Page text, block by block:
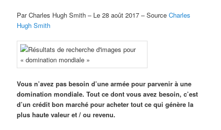
Par Charles Hugh Smith – Le 28 août 2017 – SourceCharles
Hugh Smith
Vous n’avez pas besoin d’une armée pour parvenir à une
domination mondiale. Tout ce dont vous avez besoin, c’est
d’un crédit bon marché pour acheter tout ce qui génère la
plus haute valeur et / ou revenu.